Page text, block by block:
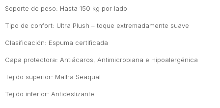
Soporte de peso: Hasta 150 kg por lado
Tipo de confort: Ultra Plush – toque extremadamente suave
Clasificación: Espuma certificada
Capa protectora: Antiácaros, Antimicrobiana e Hipoalergénica
Tejido superior: Malha Seaqual
Tejido inferior: Antideslizante